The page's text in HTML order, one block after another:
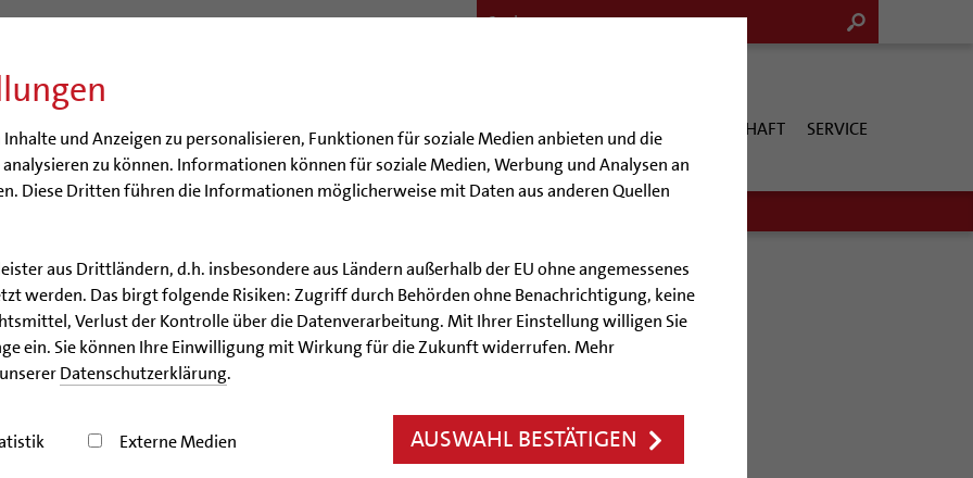
und Anzeigen zu personalisieren, Funktionen für soziale Medien anbieten und die
zu können. Informationen können für soziale Medien, Werbung und Analysen an
Diese Dritten führen die Informationen möglicherweise mit Daten aus anderen Quellen
aus Drittländern, d.h. insbesondere aus Ländern außerhalb der EU ohne angemessenes
werden. Das birgt folgende Risiken: Zugriff durch Behörden ohne Benachrichtigung, keine
Verlust der Kontrolle über die Datenverarbeitung. Mit Ihrer Einstellung willigen Sie
ein. Sie können Ihre Einwilligung mit Wirkung für die Zukunft widerrufen. Mehr
Datenschutzerklärung.
Externe Medien AUSWAHL BESTÄTIGEN
BISTUM BERATUNG & HILFE BILDUNG & KULTUR KIRCHE & GESELLSCHAFT SERVICE
Horte des Respekts
katholischer Kindertagesstätten waren beim Bischof zu Gast